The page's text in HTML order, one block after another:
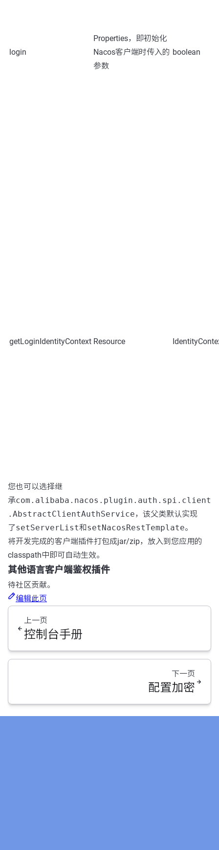
login
Properties，即初始化
Nacos客户端时传入的
参数
boolean
getLoginIdentityContext Resource
您也可以选择继
承com.alibaba.nacos.plugin.auth.spi.client
.AbstractClientAuthService，该父类默认实现
了setServerList和setNacosRestTemplate。
将开发完成的客户端插件打包成jar/zip，放入到您应用的
classpath中即可自动生效。
其他语言客户端鉴权插件
待社区贡献。
编辑此页
上一页
控制台手册
下一页
配置加密